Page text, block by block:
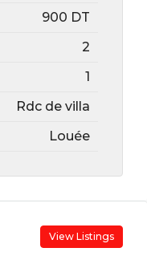
900 DT
2
1
Rdc de villa
Louée
View Listings